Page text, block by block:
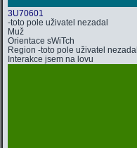
3U70601
-toto pole uživatel nezadal
Muž
Orientace sWiTch
Region -toto pole uživatel nezadal
Interakce jsem na lovu